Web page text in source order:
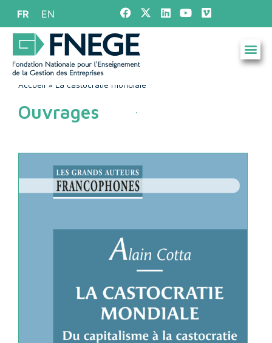
FR EN
Accueil » La castocratie mondiale
Ouvrages